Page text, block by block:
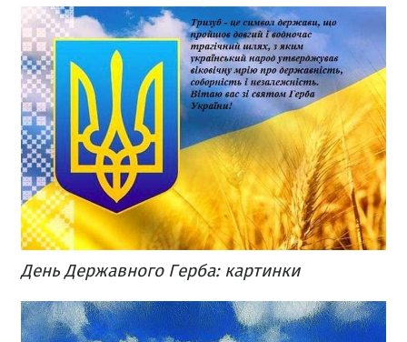
День Державного Герба: картинки